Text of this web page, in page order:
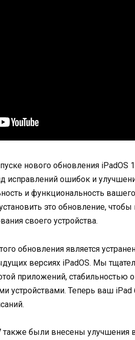
нового обновления iPadOS
исправлений ошибок и
и функциональность
это обновление,
своего устройства.
обновления является
версиях iPadOS. Мы
приложений, стабильностью
устройствами. Теперь ваш
также были внесены